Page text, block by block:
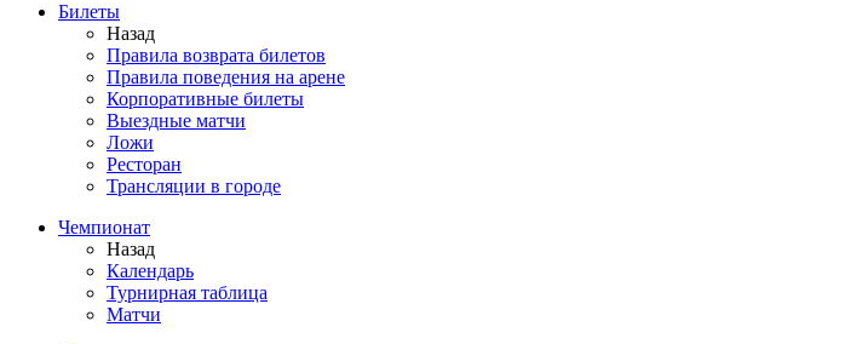
Билеты
Назад
Правила возврата билетов
Правила поведения на арене
Корпоративные билеты
Выездные матчи
Ложи
Ресторан
Трансляции в городе
Чемпионат
Назад
Календарь
Турнирная таблица
Матчи